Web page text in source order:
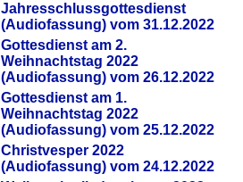
Jahresschlussgottesdienst
(Audiofassung) vom 31.12.2022
Gottesdienst am 2.
Weihnachtstag 2022
(Audiofassung) vom 26.12.2022
Gottesdienst am 1.
Weihnachtstag 2022
(Audiofassung) vom 25.12.2022
Christvesper 2022
(Audiofassung) vom 24.12.2022